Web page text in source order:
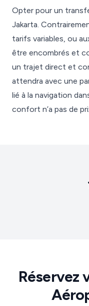
Opter pour un
Jakarta.
tarifs variables, ou
être encombrés et
un trajet direct et
attendra avec une
lié à la navigation
confort n’a pas de
Réservez